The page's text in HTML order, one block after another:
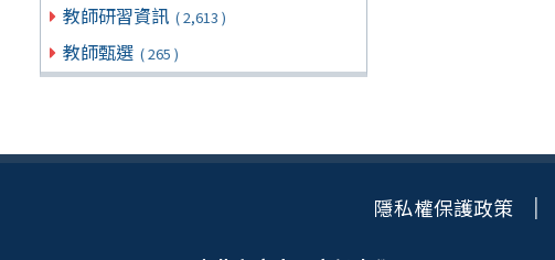
教師研習資訊 ( 2,613 )
教師甄選 ( 265 )
隱私權保護政策